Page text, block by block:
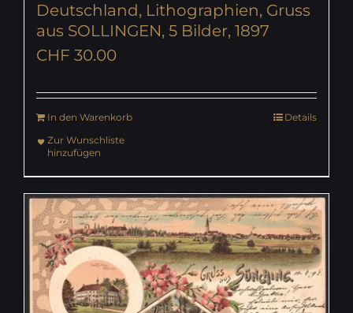
Deutschland, Lithographien, Gruss
aus SOLLINGEN, 5 Bilder, 1897
CHF 30.00
In den Warenkorb
Details
Zur Wunschliste
hinzufügen